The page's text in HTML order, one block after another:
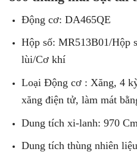
Động cơ: DA465QE
Hộp số: MR513B01/Hộp
lùi/Cơ khí
Loại Động cơ : Xăng, 4
xăng điện tử, làm mát
Dung tích xi-lanh: 970
Dung tích thùng nhiên